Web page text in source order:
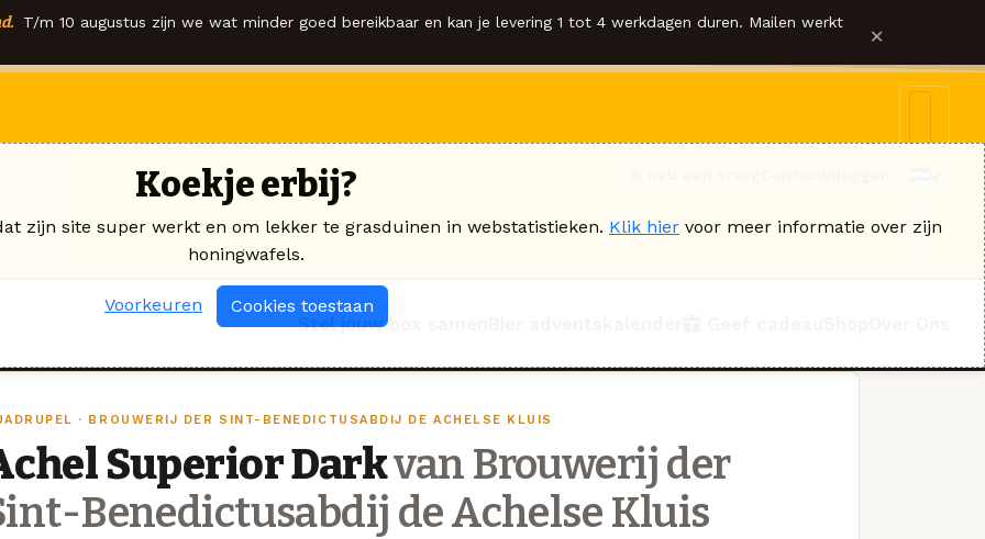
T/m 10 augustus zijn we wat minder goed bereikbaar en kan je levering 1 tot 4 werkdagen duren. Mailen werkt ×
Stel jouw box samen
· BROUWERIJ DER SINT-BENEDICTUSABDIJ DE ACHELSE KLUIS
Superior Darkvan Brouwerij der
Benedictusabdij de Achelse Kluis
Koekje erbij?
zijn site super werkt en om lekker te grasduinen in webstatistieken. Klik hier voor meer informatie over zijn
honingwafels.
Voorkeuren Cookies toestaan